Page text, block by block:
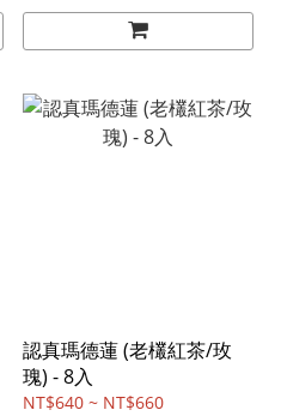
認真瑪德蓮 (老欉紅茶/玫
瑰) - 8入
NT$640 ~ NT$660